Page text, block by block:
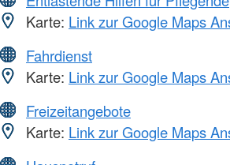
Karte: Link zur Google Maps
Fahrdienst
Karte: Link zur Google Maps
Freizeitangebote
Karte: Link zur Google Maps